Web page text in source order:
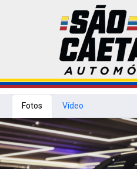
Fotos Vídeo